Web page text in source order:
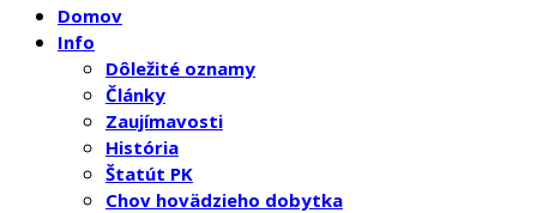
Domov
Info
Dôležité oznamy
Články
Zaujímavosti
História
Štatút PK
Chov hovädzieho dobytka